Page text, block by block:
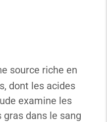
source riche en
dont les acides
examine les
gras dans le sang